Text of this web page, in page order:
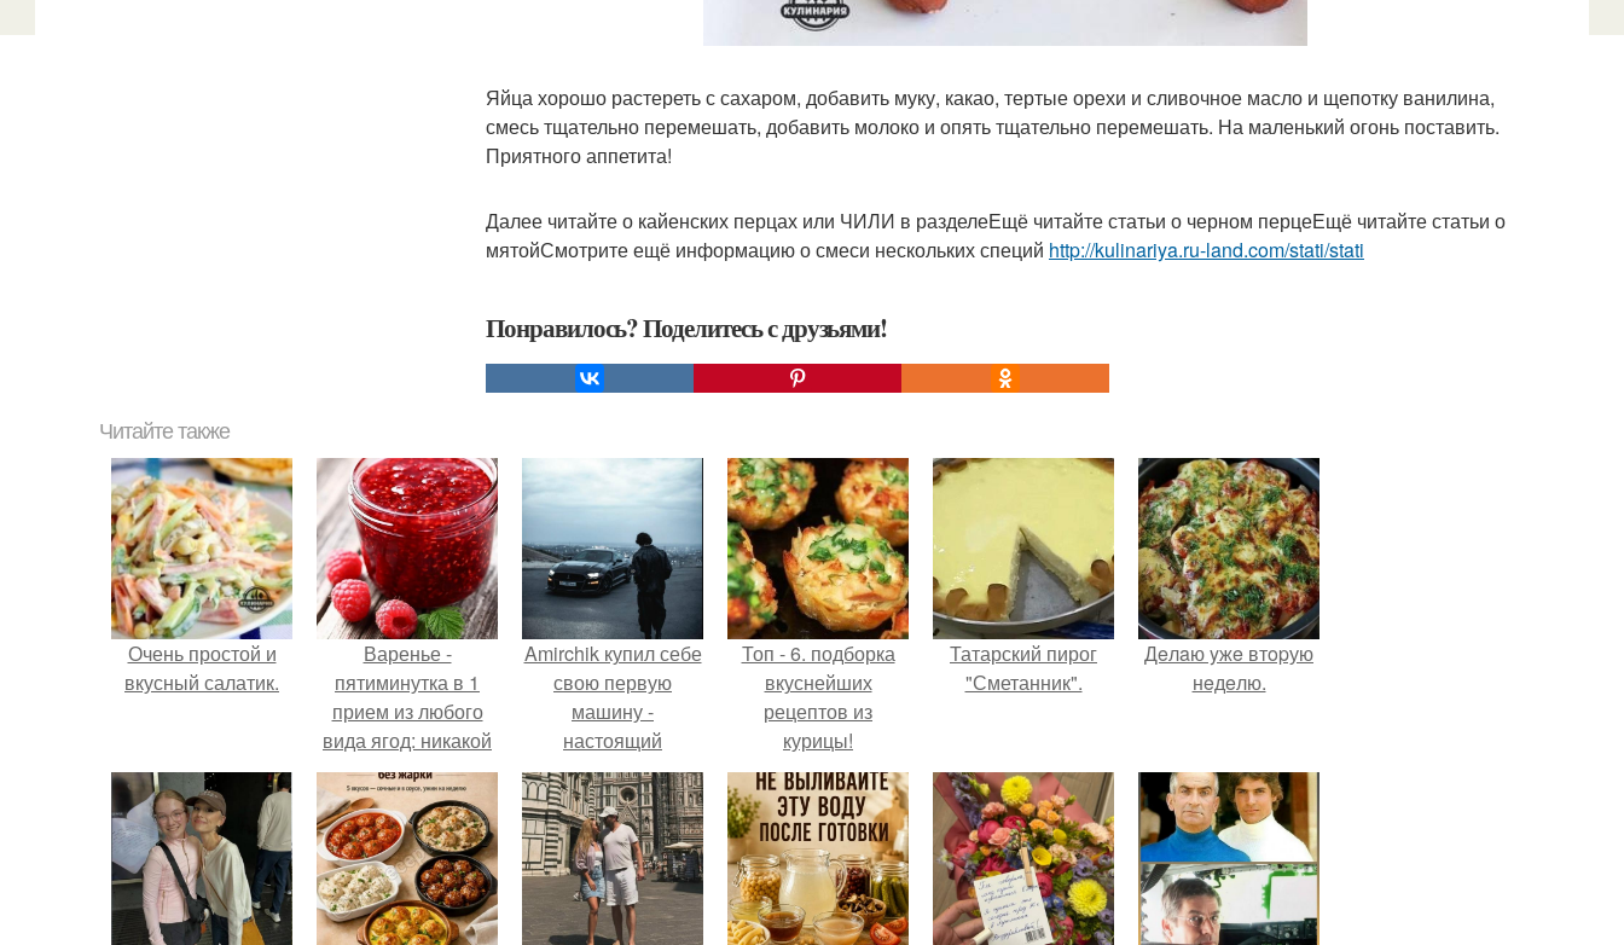
Яйца хорошо растереть с сахаром, добавить муку, какао, тертые орехи и сливочное масло и щепотку ванилина,
смесь тщательно перемешать, добавить молоко и опять тщательно перемешать. На маленький огонь поставить.
Приятного аппетита!
Далее читайте о кайенских перцах или ЧИЛИ в разделеЕщё читайте статьи о черном перцеЕщё читайте статьи о
мятойСмотрите ещё информацию о смеси нескольких специй http://kulinariya.ru-land.com/stati/stati
Понравилось? Поделитесь с друзьями!
Читайте также
Очень простой и
вкусный салатик.
Варенье -
пятиминутка в 1
прием из любого
вида ягод: никакой
длительной варки,
все витамины на
месте!
Amirchik купил себе
свою первую
машину -
настоящий
автомобиль мечты
для многих
автолюбителей.
Топ - 6. подборка
вкуснейших
рецептов из
курицы!
Татарский пирог
"Сметанник".
Дeлaю yжe втopую
нeдeлю.